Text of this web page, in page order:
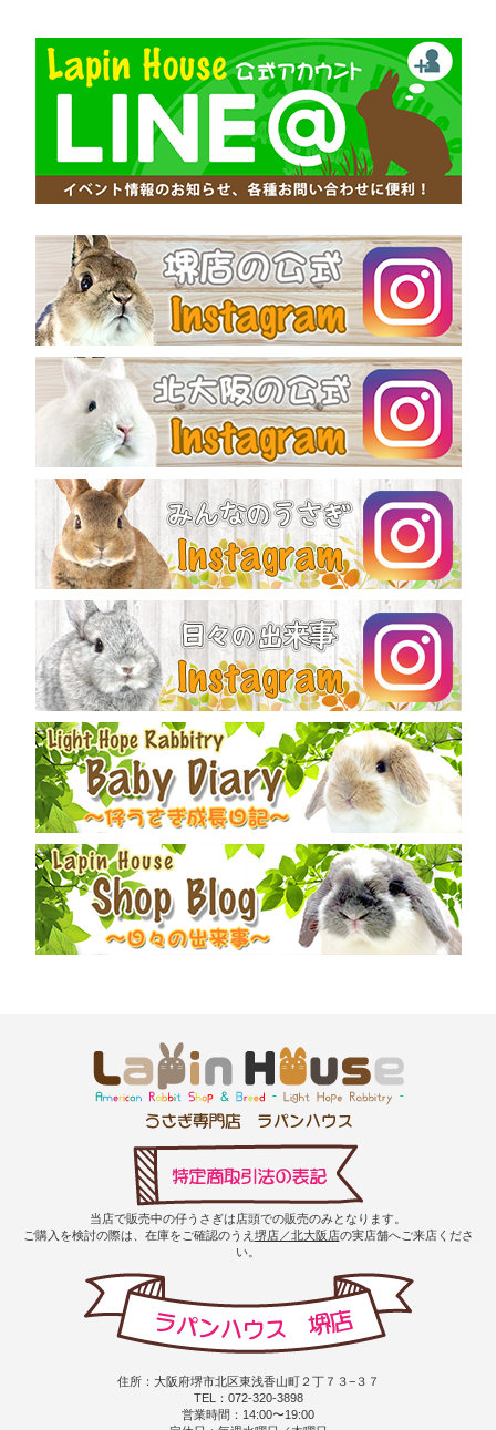
当店で販売中の仔うさぎは店頭での販売のみとなります。
ご購入を検討の際は、在庫をご確認のうえ 堺店／北大阪店の実店舗へご来店くださ
い。
住所：大阪府堺市北区東浅香山町２丁７３−３７
TEL：072-320-3898
営業時間：14:00〜19:00